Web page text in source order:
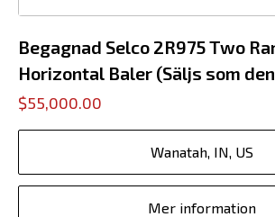
Begagnad Selco 2R975 Two
Horizontal Baler (Säljs som
$55,000.00
Wanatah, IN, US
Mer information